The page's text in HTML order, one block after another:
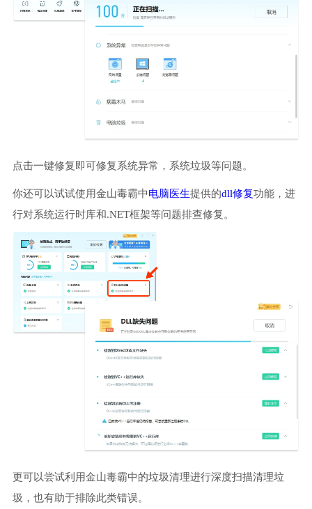
点击一键修复即可修复系统异常，系统垃圾等问题。
你还可以试试使用金山毒霸中电脑医生提供的dll修复功能，进
行对系统运行时库和.NET框架等问题排查修复。
更可以尝试利用金山毒霸中的垃圾清理进行深度扫描清理垃
圾，也有助于排除此类错误。